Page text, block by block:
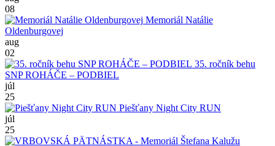
08
Memoriál Natálie
Oldenburgovej
aug
02
35. ročník behu
SNP ROHÁČE – PODBIEL
júl
25
Piešťany Night City RUN
júl
25